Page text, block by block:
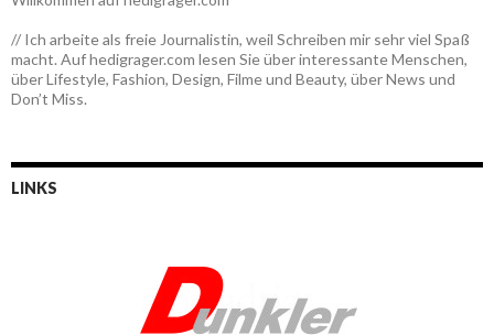
// Ich arbeite als freie Journalistin, weil Schreiben mir sehr viel Spaß
macht. Auf hedigrager.com lesen Sie über interessante Menschen,
über Lifestyle, Fashion, Design, Filme und Beauty, über News und
Don’t Miss.
LINKS